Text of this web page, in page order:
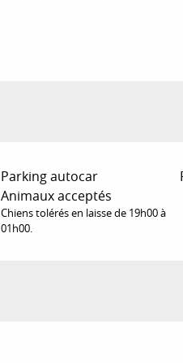
Parking autocar
Animaux acceptés
Chiens tolérés en laisse de 19h00 à
01h00.